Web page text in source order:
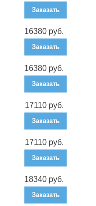
Заказать
16380 руб.
Заказать
16380 руб.
Заказать
17110 руб.
Заказать
17110 руб.
Заказать
18340 руб.
Заказать